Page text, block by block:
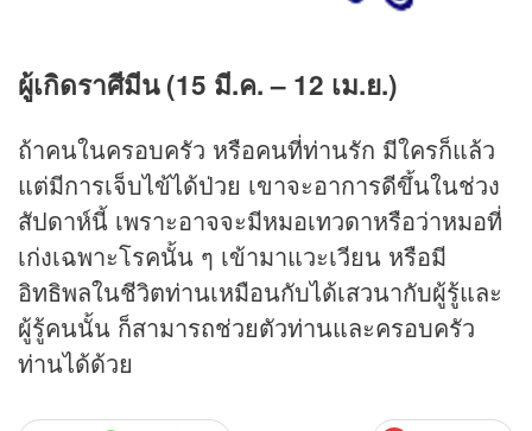
ผู้เกิดราศีมีน (15 มี.ค. – 12 เม.ย.)
ถ้าคนในครอบครัว หรือคนที่ท่านรัก มีใครก็แล้ว
แต่มีการเจ็บไข้ได้ป่วย เขาจะอาการดีขึ้นในช่วง
สัปดาห์นี้ เพราะอาจจะมีหมอเทวดาหรือว่าหมอที่
เก่งเฉพาะโรคนั้น ๆ เข้ามาแวะเวียน หรือมี
อิทธิพลในชีวิตท่านเหมือนกับได้เสวนากับผู้รู้และ
ผู้รู้คนนั้น ก็สามารถช่วยตัวท่านและครอบครัว
ท่านได้ด้วย